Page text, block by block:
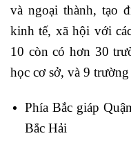
và ngoại thành, tạo
kinh tế, xã hội với
10 còn có hơn 30
học cơ sở, và 9
Phía Bắc giáp
Bắc Hải